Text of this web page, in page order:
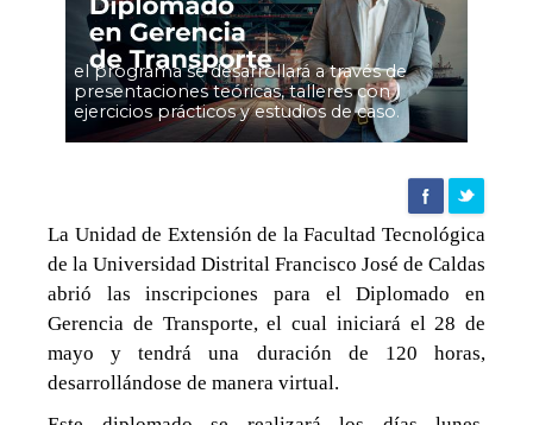
Agencia
de
noticias
UD
el programa se desarrollará a través de
presentaciones teóricas, talleres con
ejercicios prácticos y estudios de caso.
La Unidad de Extensión de la Facultad Tecnológica
de la Universidad Distrital Francisco José de Caldas
abrió las inscripciones para el Diplomado en
Gerencia de Transporte, el cual iniciará el 28 de
mayo y tendrá una duración de 120 horas,
desarrollándose de manera virtual.